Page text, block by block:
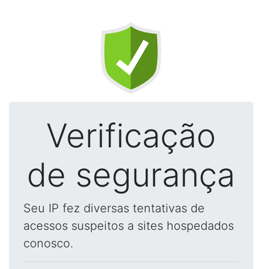
Verificação
de segurança
Seu IP fez diversas tentativas de
acessos suspeitos a sites hospedados
conosco.